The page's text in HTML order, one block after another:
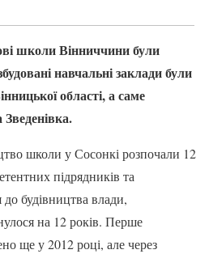
школи Вінниччини були
навчальні заклади були
області, а саме
школи у Сосонкі розпочали 12
підрядників та
будівництва влади,
на 12 років. Перше
ще у 2012 році, але через